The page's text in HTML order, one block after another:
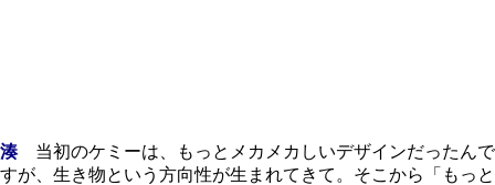
湊当初のケミーは、もっとメカメカしいデザインだったんで
すが、生き物という方向性が生まれてきて。そこから「もっと